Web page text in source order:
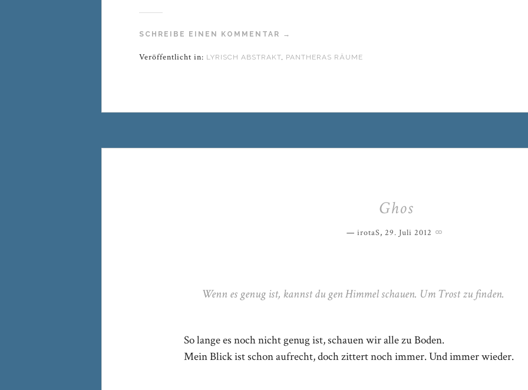
SCHREIBE EINEN KOMMENTAR →
Veröffentlicht in: LYRISCH ABSTRAKT, PANTHERAS RÄUME
Ghos
irotaS, 29. Juli 2012
Wenn es genug ist, kannst du gen Himmel schauen. Um Trost zu finden.
So lange es noch nicht genug ist, schauen wir alle zu Boden.
Mein Blick ist schon aufrecht, doch zittert noch immer. Und immer wieder.